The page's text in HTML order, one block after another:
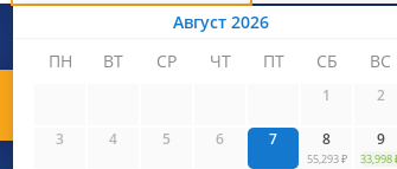
Август 2026
ПН
ВТ СР ЧТ ПТ СБ ВС
1 2
3 4 5 6 7 8
55,293 ₽
9
33,998